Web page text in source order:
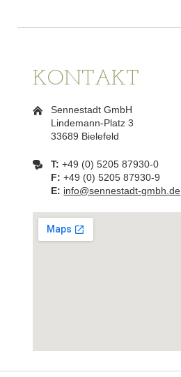
KONTAKT
Sennestadt GmbH
Lindemann-Platz 3
33689 Bielefeld
T: +49 (0) 5205 87930-0
F: +49 (0) 5205 87930-9
E: info@sennestadt-gmbh.de